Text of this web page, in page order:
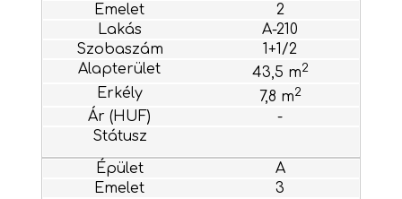
2
A-210
1+1/2
43,5 m2
7,8 m2
-
A
3